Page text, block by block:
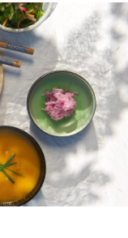
ャ
ム
系
イ
ン
ス
ト
バ
ド
toconoma
の